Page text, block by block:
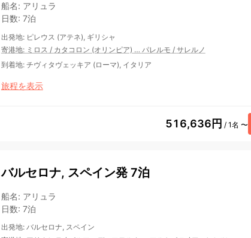
船名: アリュラ
日数: 7泊
出発地: ピレウス (アテネ), ギリシャ
寄港地: ミロス / カタコロン (オリンピア) … パレルモ / サレルノ
到着地: チヴィタヴェッキア (ローマ), イタリア
旅程を表示
516,636円 / 1名 〜
バルセロナ, スペイン発 7泊
船名: アリュラ
日数: 7泊
出発地: バルセロナ, スペイン